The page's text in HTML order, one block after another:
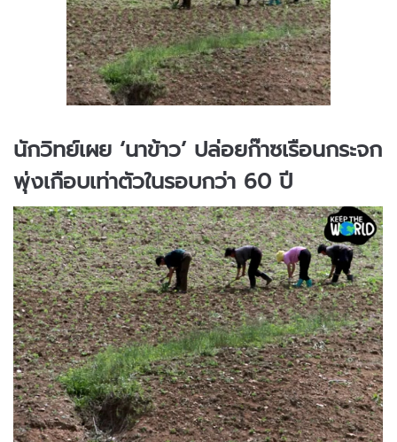
นักวิทย์เผย ‘นาข้าว’ ปล่อยก๊าซเรือนกระจก
พุ่งเกือบเท่าตัวในรอบกว่า 60 ปี